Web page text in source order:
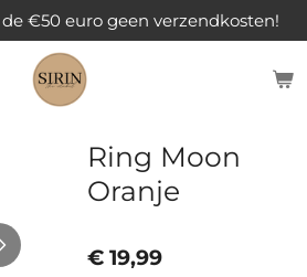
€50 euro geen verzendkosten!
Ring Moon
Oranje
€ 19,99